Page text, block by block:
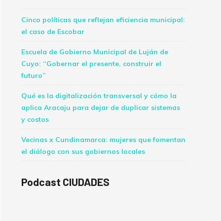
Cinco políticas que reflejan eficiencia municipal:
el caso de Escobar
Escuela de Gobierno Municipal de Luján de
Cuyo: “Gobernar el presente, construir el
futuro”
Qué es la digitalización transversal y cómo la
aplica Aracaju para dejar de duplicar sistemas
y costos
Vecinas x Cundinamarca: mujeres que fomentan
el diálogo con sus gobiernos locales
Podcast CIUDADES